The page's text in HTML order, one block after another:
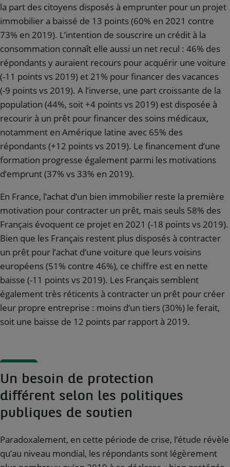
la part des citoyens disposés à emprunter pour un projet
immobilier a baissé de 13 points (60% en 2021 contre
73% en 2019). L’intention de souscrire un crédit à la
consommation connaît elle aussi un net recul : 46% des
répondants y auraient recours pour acquérir une voiture
(-11 points vs 2019) et 21% pour financer des vacances
(-9 points vs 2019). A l’inverse, une part croissante de la
population (44%, soit +4 points vs 2019) est disposée à
recourir à un prêt pour financer des soins médicaux,
notamment en Amérique latine avec 65% des
répondants (+12 points vs 2019). Le financement d’une
formation progresse également parmi les motivations
d’emprunt (37% vs 33% en 2019).
En France, l’achat d’un bien immobilier reste la première
motivation pour contracter un prêt, mais seuls 58% des
Français évoquent ce projet en 2021 (-18 points vs 2019).
Bien que les Français restent plus disposés à contracter
un prêt pour l’achat d’une voiture que leurs voisins
européens (51% contre 46%), ce chiffre est en nette
baisse (-11 points vs 2019). Les Français semblent
également très réticents à contracter un prêt pour créer
leur propre entreprise : moins d’un tiers (30%) le ferait,
soit une baisse de 12 points par rapport à 2019.
Un besoin de protection
différent selon les politiques
publiques de soutien
Paradoxalement, en cette période de crise, l’étude révèle
qu’au niveau mondial, les répondants sont légèrement